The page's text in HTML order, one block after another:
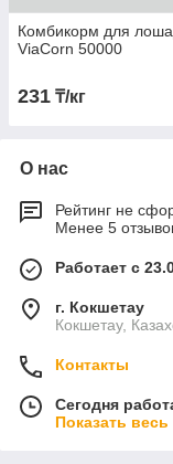
Комбикорм для
ViaCorn 50000
231 ₸/кг
О нас
Рейтинг не
Менее 5
Работает с
г. Кокшетау
Кокшетау,
Контакты
Сегодня
Показать